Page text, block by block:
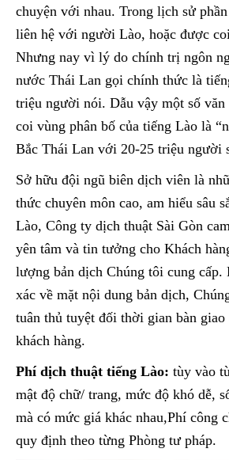
chuyện với nhau. Trong lịch sử
liên hệ với người Lào, hoặc được
Nhưng nay vì lý do chính trị ngôn
nước Thái Lan gọi chính thức là
triệu người nói. Dẫu vậy một số văn
coi vùng phân bố của tiếng Lào là
Bắc Thái Lan với 20-25 triệu người
Sở hữu đội ngũ biên dịch viên là
thức chuyên môn cao, am hiểu sâu
Lào, Công ty dịch thuật Sài Gòn
yên tâm và tin tưởng cho Khách
lượng bản dịch Chúng tôi cung cấp.
xác về mặt nội dung bản dịch,
tuân thủ tuyệt đối thời gian bàn giao
khách hàng.
Phí dịch thuật tiếng Lào: tùy vào
mật độ chữ/ trang, mức độ khó dễ,
mà có mức giá khác nhau,Phí công
quy định theo từng Phòng tư pháp.